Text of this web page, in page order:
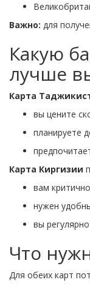
Важно: для
Какую
лучше
Карта
вы цените
планируете
Карта Киргизии
вам критично
нужен
вы регулярно
Что
Для обеих карт